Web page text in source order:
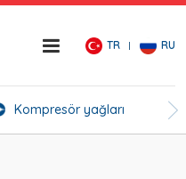
TR RU
Kompresör yağları